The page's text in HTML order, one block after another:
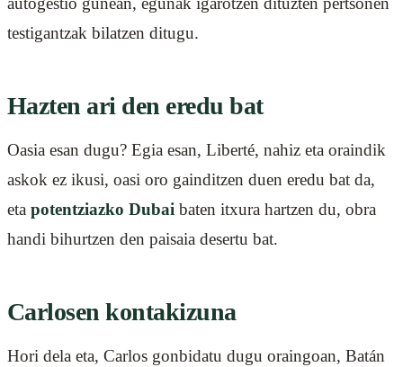
testigantzak bilatzen ditugu.
Hazten ari den eredu bat
Oasia esan dugu? Egia esan, Liberté, nahiz eta oraindik
askok ez ikusi, oasi oro gainditzen duen eredu bat da,
eta potentziazko Dubai baten itxura hartzen du, obra
handi bihurtzen den paisaia desertu bat.
Carlosen kontakizuna
Hori dela eta, Carlos gonbidatu dugu oraingoan, Batán